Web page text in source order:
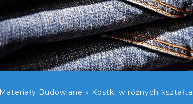
Materiały Budowlane » Kostki w różnych